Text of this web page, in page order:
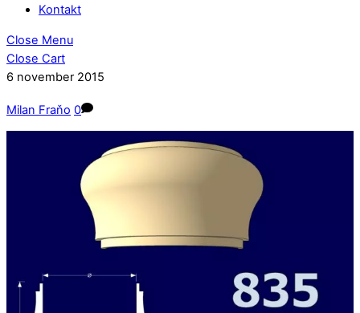
Kontakt
Close Menu
Close Cart
6 november 2015
Milan Fraňo 0